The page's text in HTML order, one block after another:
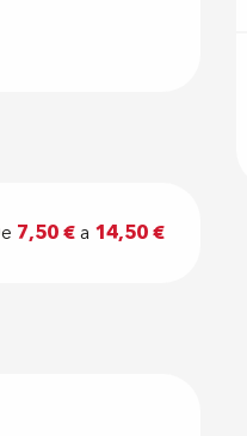
7,50 €a 14,50 €